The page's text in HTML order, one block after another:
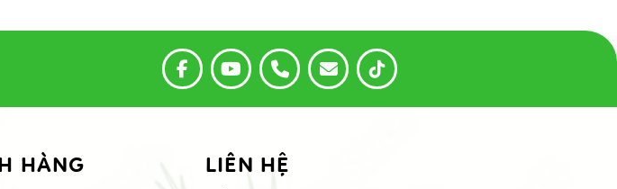
HÀNG LIÊN HỆ